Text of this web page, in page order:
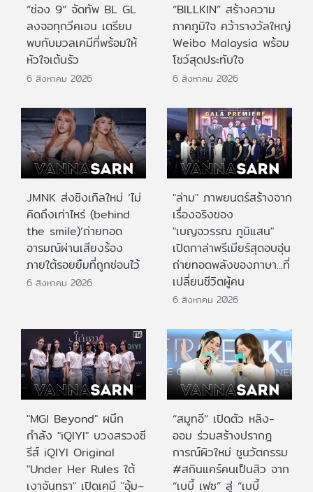
“ช่อง 9” จัดทัพ BL GL
ลงจอทุกวีคเอน เตรียม
พบกับมวลเคมีที่พร้อมให้
หัวใจเต้นรัว
6 สิงหาคม 2026
“BILLKIN” สร้างความ
ภาคภูมิใจ คว้ารางวัลใหญ่
Weibo Malaysia พร้อม
โชว์สุดประทับใจ
6 สิงหาคม 2026
JMNK ส่งซิงเกิลใหม่ ‘ไม่
คิดถึงเท่าไหร่ (behind
the smile)’ถ่ายทอด
อารมณ์ผ่านเสียงร้อง
ภายใต้รอยยิ้มที่ถูกซ่อนไว้
6 สิงหาคม 2026
"ล่าม" ภาพยนตร์สร้างจาก
เรื่องจริงของ
"เบญจวรรณ ภูมิแสน"
เปิดกาล่าพรีเมียร์สุดอบอุ่น
ถ่ายทอดพลังของภาษา...ที่
เปลี่ยนชีวิตผู้คน
6 สิงหาคม 2026
"MGI Beyond" ผนึก
กำลัง "iQIYI" บวงสรวงซี
รีส์ iQIYI Original
"Under Her Rules ใต้
เงาจันทรา" เปิดเคมี "อุ้ม–
“สมูทอี” เปิดตัว หลิง-
ออม ร่วมสร้างปรากฎ
การณ์ผิวใหม่ ชูนวัตกรรม
#สกินแคร์คนเป็นสิว จาก
“เบบี้ เฟซ” สู่ “เบบี้